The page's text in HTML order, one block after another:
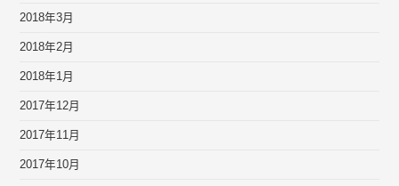
2018年3月
2018年2月
2018年1月
2017年12月
2017年11月
2017年10月